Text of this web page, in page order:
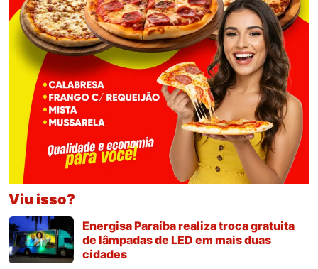
Viu isso?
Energisa Paraíba realiza troca gratuita
de lâmpadas de LED em mais duas
cidades